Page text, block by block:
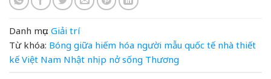
Danh mục: Giải trí
Từ khóa: Bóng giữa hiếm hóa người mẫu quốc tế nhà thiết
kế Việt Nam Nhật nhịp nở sống Thương